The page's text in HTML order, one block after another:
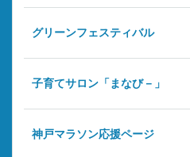
グリーンフェスティバル
子育てサロン「まなび－」
神戸マラソン応援ページ